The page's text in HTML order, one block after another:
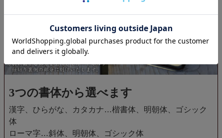
3つの書体から選べます
漢字、ひらがな、カタカナ…楷書体、明朝体、ゴシック
体
ローマ字…斜体、明朝体、ゴシック体